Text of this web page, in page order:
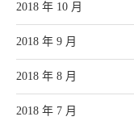
2018 年 10 月
2018 年 9 月
2018 年 8 月
2018 年 7 月